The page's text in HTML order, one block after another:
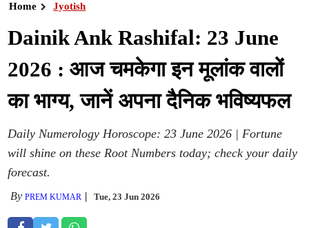
Home Jyotish
Dainik Ank Rashifal: 23 June
2026 : आज चमकेगा इन मूलांक वालों
का भाग्य, जानें अपना दैनिक भविष्यफल
Daily Numerology Horoscope: 23 June 2026 | Fortune
will shine on these Root Numbers today; check your daily
forecast.
ByPREM KUMAR Tue, 23 Jun 2026